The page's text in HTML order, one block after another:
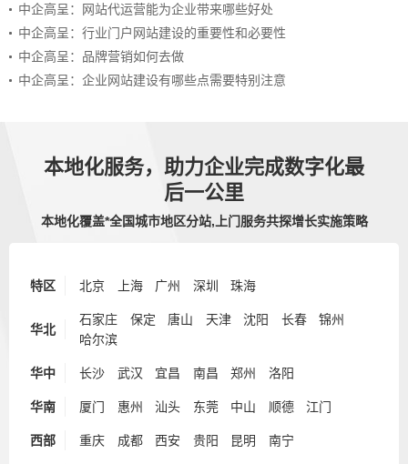
中企高呈：网站代运营能为企业带来哪些好处
中企高呈：行业门户网站建设的重要性和必要性
中企高呈：品牌营销如何去做
中企高呈：企业网站建设有哪些点需要特别注意
本地化服务，助力企业完成数字化最
后一公里
本地化覆盖*全国城市地区分站,上门服务共探增长实施策略
特区 北京 上海 广州 深圳 珠海
华北
石家庄 保定 唐山 天津 沈阳 长春
锦州
哈尔滨
华中 长沙 武汉 宜昌 南昌 郑州 洛阳
华南 厦门 惠州 汕头 东莞 中山 顺德 江门
西部 重庆 成都 西安 贵阳 昆明 南宁